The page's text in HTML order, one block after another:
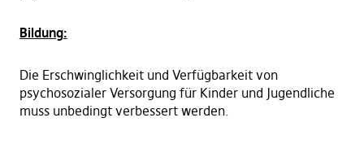
Bildung:
Die Erschwinglichkeit und Verfügbarkeit von
psychosozialer Versorgung für Kinder und Jugendliche
muss unbedingt verbessert werden.